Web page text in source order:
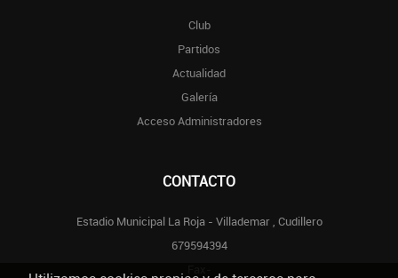
Club
Partidos
Actualidad
Galería
Acceso Administradores
CONTACTO
Estadio Municipal La Roja - Villademar , Cudillero
679594394